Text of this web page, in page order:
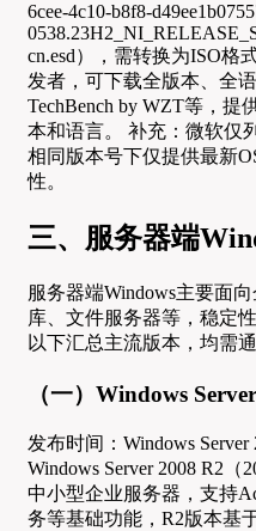
6cee-4c10-b8f8-
cn.esd），需转换为ISO格
发者，可下载全版本、全
TechBench by WZT等，提
本和语言。 补充：微软仅
相同版本号下仅提供最新
性。
三、服务器端
服务器端Windows主要面
库、文件服务器等，稳定
以下汇总主流版本，均需
（一）Windows
发布时间：Windows Server
Windows Server 2008 R2
中小型企业服务器，支持
务等基础功能，R2版本基